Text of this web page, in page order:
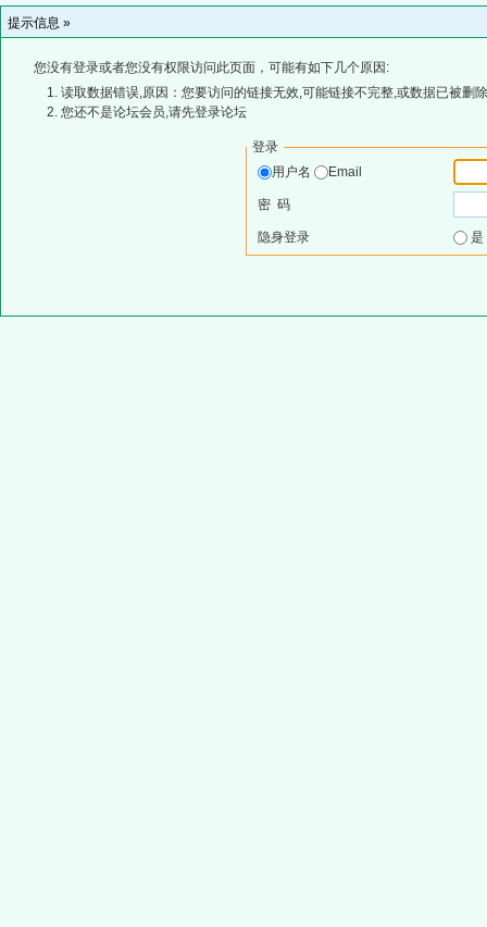
提示信息 »
您没有登录或者您没有权限访问此页面，可能有如下几个原因:
读取数据错误,原因：您要访问的链接无效,可能链接不完整,或数据已被删
您还不是论坛会员,请先登录论坛
登录
用户名
Email
密 码
隐身登录